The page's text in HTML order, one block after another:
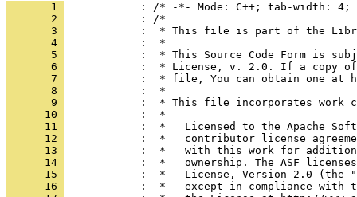
       1
: /* -*- Mode: C++; tab-width:
       2
       3
       4
       5
       6
       7
       8
       9
      10
      11
      12
      13
      14
      15
      16